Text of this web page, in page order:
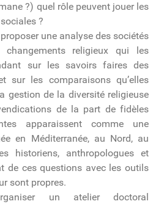
?) quel rôle peuvent jouer les
?
une analyse des sociétés
changements religieux qui les
sur les savoirs faires des
sur les comparaisons qu’elles
gestion de la diversité religieuse
de la part de fidèles
apparaissent comme une
en Méditerranée, au Nord, au
historiens, anthropologues et
de ces questions avec les outils
sont propres.
un atelier doctoral